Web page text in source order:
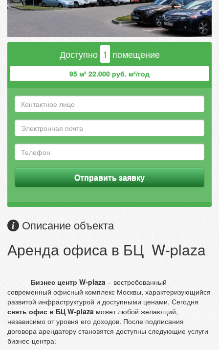
Доступно 1 помещение
95 м² 22.000 руб. м²/год
Отправить заявку
Описание объекта
Аренда офиса в БЦ W-plaza
Бизнес центр W-plaza – востребованный
современный офисный комплекс Москвы, характеризующийся
развитой инфраструктурой и доступными ценами. Сегодня
снять офис в БЦ W-plaza может любой желающий,
независимо от уровня его доходов. После подписания
договора арендатору становятся доступны следующие услуги
бизнес-центра: